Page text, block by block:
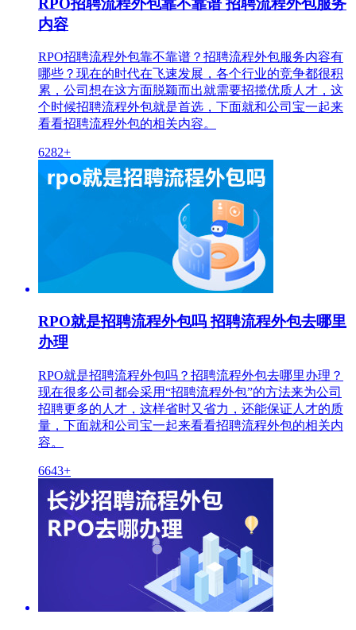
内容
RPO招聘流程外包靠不靠谱？招聘流程外包服务内容有
哪些？现在的时代在飞速发展，各个行业的竞争都很积
累，公司想在这方面脱颖而出就需要招揽优质人才，这
个时候招聘流程外包就是首选，下面就和公司宝一起来
看看招聘流程外包的相关内容。
6282+
RPO就是招聘流程外包吗 招聘流程外包去哪里
办理
RPO就是招聘流程外包吗？招聘流程外包去哪里办理？
现在很多公司都会采用“招聘流程外包”的方法来为公司
招聘更多的人才，这样省时又省力，还能保证人才的质
量，下面就和公司宝一起来看看招聘流程外包的相关内
容。
6643+